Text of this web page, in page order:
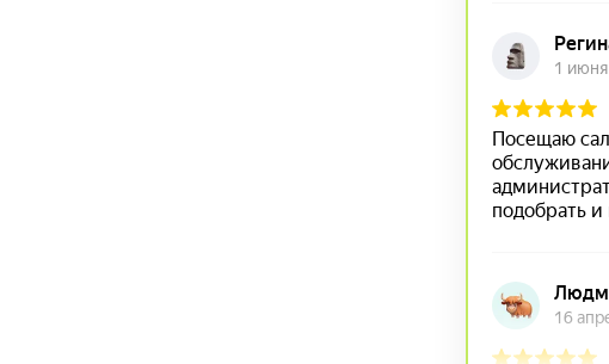
МЫ ЛЮБИМ РАДОВАТЬ ВАС
НАШИМИ ПРЕДЛОЖЕНИЯМИ